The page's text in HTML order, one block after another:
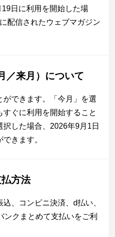
日に利用を開始した場
配信されたウェブマガジン
／来月）について
できます。「今月」を選
ぐに利用を開始すること
した場合、2026年9月1日
きます。
方法
、コンビニ決済、d払い、
クまとめて支払いをご利